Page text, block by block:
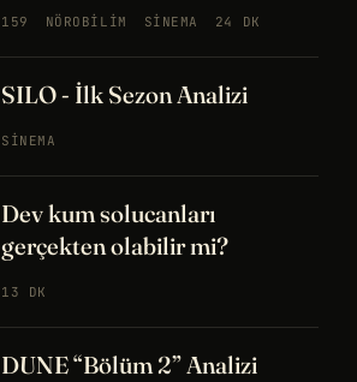
159
NÖROBILIM SINEMA 24 DK
SILO - İlk Sezon Analizi
SINEMA
Dev kum solucanları
gerçekten olabilir mi?
13 DK
DUNE “Bölüm 2” Analizi